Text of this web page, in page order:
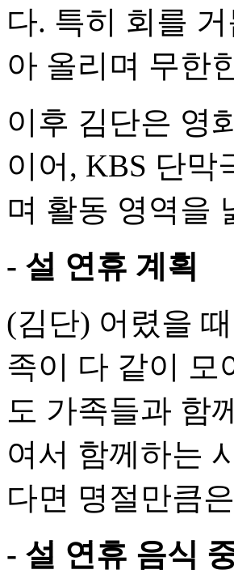
다. 특히 회를
아 올리며 무한
이후 김단은 영
이어, KBS 단막
며 활동 영역을
- 설 연휴 계획
(김단) 어렸을
족이 다 같이 모
도 가족들과 함
여서 함께하는
다면 명절만큼
- 설 연휴 음식